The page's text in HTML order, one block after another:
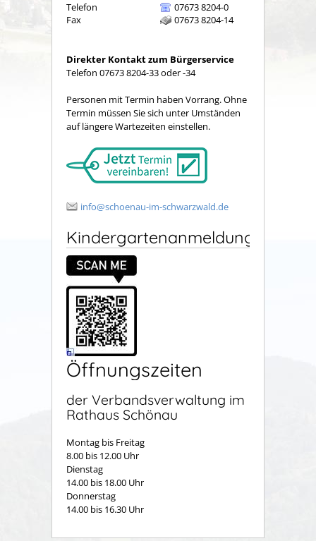
Telefon
07673 8204-0
Fax
07673 8204-14
Direkter Kontakt zum Bürgerservice
Telefon 07673 8204-33 oder -34
Personen mit Termin haben Vorrang. Ohne
Termin müssen Sie sich unter Umständen
auf längere Wartezeiten einstellen.
info@schoenau-im-schwarzwald.de
Kindergartenanmeldung
Öffnungszeiten
der Verbandsverwaltung im
Rathaus Schönau
Montag bis Freitag
8.00 bis 12.00 Uhr
Dienstag
14.00 bis 18.00 Uhr
Donnerstag
14.00 bis 16.30 Uhr